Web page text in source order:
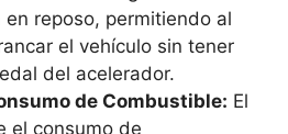
reposo, permitiendo al
el vehículo sin tener
del acelerador.
de Combustible: El
el consumo de